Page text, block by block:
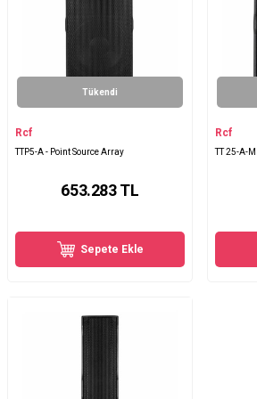
Tükendi
Rcf
TTP5-A - Point Source Array
653.283TL
Sepete Ekle
Rcf
TT 25-A-